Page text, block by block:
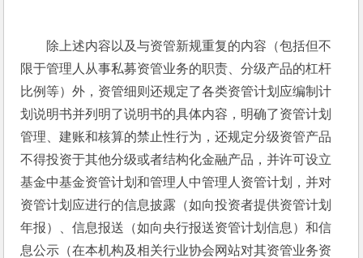
除上述内容以及与资管新规重复的内容（包括但不
限于管理人从事私募资管业务的职责、分级产品的杠杆
比例等）外，资管细则还规定了各类资管计划应编制计
划说明书并列明了说明书的具体内容，明确了资管计划
管理、建账和核算的禁止性行为，还规定分级资管产品
不得投资于其他分级或者结构化金融产品，并许可设立
基金中基金资管计划和管理人中管理人资管计划，并对
资管计划应进行的信息披露（如向投资者提供资管计划
年报）、信息报送（如向央行报送资管计划信息）和信
息公示（在本机构及相关行业协会网站对其资管业务资